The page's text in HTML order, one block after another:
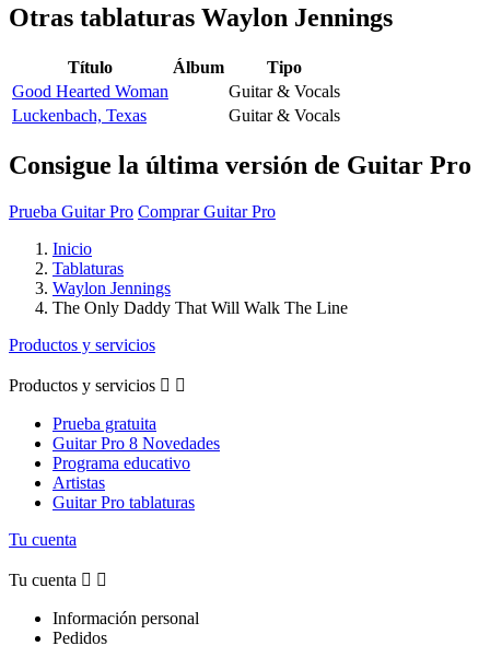
Otras tablaturas Waylon Jennings
Título Álbum
Tipo
Good Hearted Woman
Guitar & Vocals
Luckenbach, Texas
Guitar & Vocals
Consigue la última versión de Guitar Pro
Prueba Guitar Pro Comprar Guitar Pro
Inicio
Tablaturas
Waylon Jennings
The Only Daddy That Will Walk The Line
Productos y servicios
Productos y servicios  
Prueba gratuita
Guitar Pro 8 Novedades
Programa educativo
Artistas
Guitar Pro tablaturas
Tu cuenta
Tu cuenta  
Información personal
Pedidos